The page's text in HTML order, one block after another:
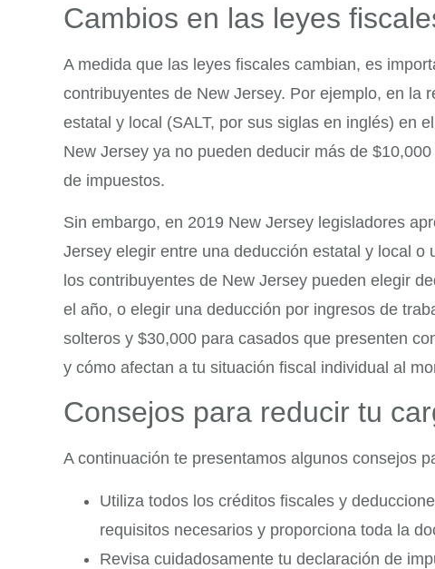
Cambios en las leyes
A medida que las leyes fiscales cambian, es
contribuyentes de New Jersey. Por ejemplo, en la
estatal y local (SALT, por sus siglas en inglés) en
New Jersey ya no pueden deducir más de
de impuestos.
Sin embargo, en 2019 New Jersey legisladores
Jersey elegir entre una deducción estatal y local
los contribuyentes de New Jersey pueden elegir
el año, o elegir una deducción por ingresos de
solteros y $30,000 para casados que presenten
y cómo afectan a tu situación fiscal individual al
Consejos para reducir tu
A continuación te presentamos algunos consejos
Utiliza todos los créditos fiscales y
requisitos necesarios y proporciona toda la
Revisa cuidadosamente tu declaración de